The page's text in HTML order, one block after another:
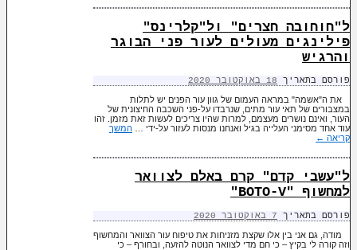
ל"חוחובה חצרים" ול"קלרינס"
פילינגים מעולים לעור פני הבוגר
והרגיש
פורסם בתאריך 18 באוקטובר 2020
את ה"אשמה" במראה העמום של גוון עור הפנים יש לתלות
במצבורים של תאי עור מתים, שנרבדו על-פני השכבה החיצונית של
העור, ואינם נושרים מעצמם, למרות שהיו צריכים לעשות זאת מזמן. זהו
עוד אחד מסימני העלייה בגיל ואנחנו מנסות לעזור על-ידי … המשך
קריאה ←
ל"עשבי קדם" קרם באלם לצוואר
למחשוף "BOTO-V"
פורסם בתאריך 7 באוקטובר 2020
מודה, גם אני בין אלו שקצת מזניחות את טיפוח עור הצוואר והמחשוף
וזה קורה לי בקיץ – כי חם מדי לצוואר הנוטה להזעה, ובחורף – כי